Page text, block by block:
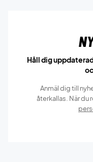
Håll dig
Anmäl dig till
återkallas. När du